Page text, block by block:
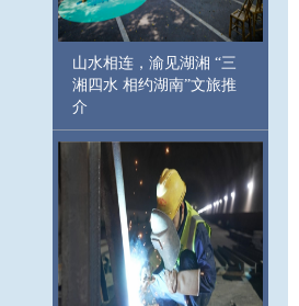
山水相连，渝见湖湘 “三
湘四水 相约湖南”文旅推
介